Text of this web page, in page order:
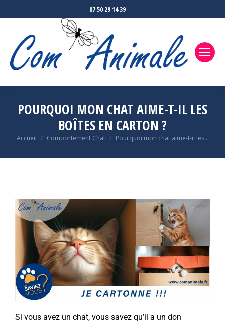
07 50 29 14 39
POURQUOI MON CHAT AIME-T-IL LES
BOÎTES EN CARTON ?
Vous êtes ici :
Accueil Comportement Chat Pourquoi mon chat aime-t-il les…
Si vous avez un chat, vous savez qu’il a un don